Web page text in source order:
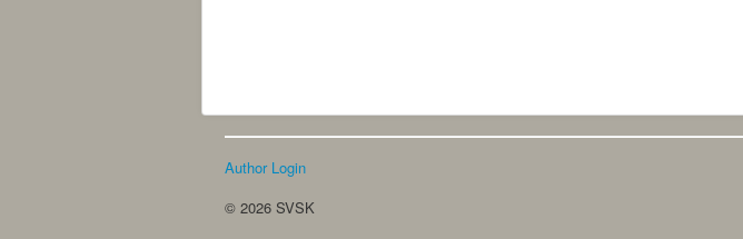
Author Login
© 2026 SVSK